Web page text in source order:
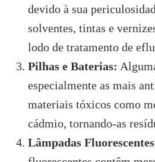
devido à sua
solventes, tintas e
lodo de tratamento de
Pilhas e Baterias:
especialmente as mais
materiais tóxicos como
cádmio, tornando-as
Lâmpadas